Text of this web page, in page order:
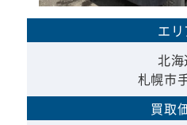
エリ
北海
札幌市
買取